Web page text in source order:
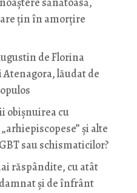
țin în amorțire
de Florina
lăudat de
obișnuirea cu
și alte
sau schismaticilor?
răspândite, cu atât
și de înfrânt